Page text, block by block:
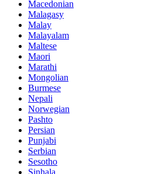
Macedonian
Malagasy
Malay
Malayalam
Maltese
Maori
Marathi
Mongolian
Burmese
Nepali
Norwegian
Pashto
Persian
Punjabi
Serbian
Sesotho
Sinhala